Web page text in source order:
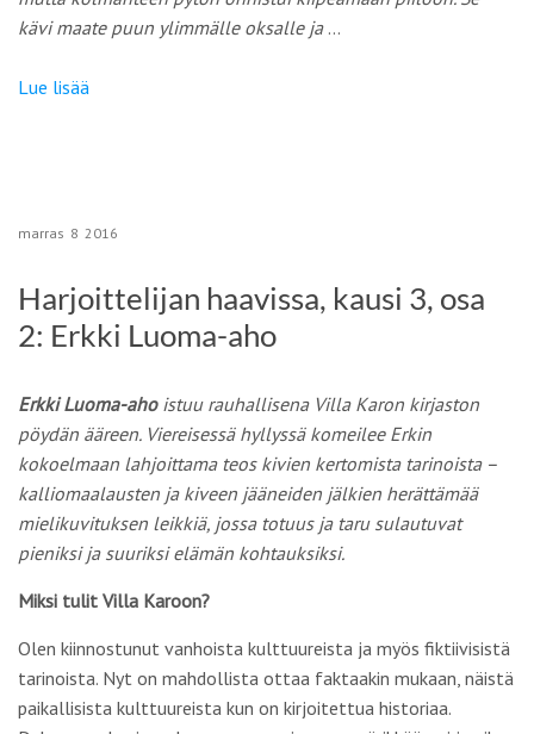
kävi maate puun ylimmälle oksalle ja …
Lue lisää
marras 8 2016
Harjoittelijan haavissa, kausi 3, osa
2: Erkki Luoma-aho
Erkki Luoma-ahoistuu rauhallisena Villa Karon kirjaston
pöydän ääreen. Viereisessä hyllyssä komeilee Erkin
kokoelmaan lahjoittama teos kivien kertomista tarinoista –
kalliomaalausten ja kiveen jääneiden jälkien herättämää
mielikuvituksen leikkiä, jossa totuus ja taru sulautuvat
pieniksi ja suuriksi elämän kohtauksiksi.
Miksi tulit Villa Karoon?
Olen kiinnostunut vanhoista kulttuureista ja myös fiktiivisistä
tarinoista. Nyt on mahdollista ottaa faktaakin mukaan, näistä
paikallisista kulttuureista kun on kirjoitettua historiaa.